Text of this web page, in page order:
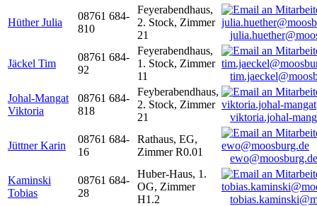
Hüther Julia
08761 684-
810
Feyerabendhaus,
2. Stock, Zimmer
21
Jäckel Tim
08761 684-
92
Feyerabendhaus,
1. Stock, Zimmer
11
Johal-Mangat
Viktoria
08761 684-
818
Feyberabendhaus,
2. Stock, Zimmer
21
viktoria.johal-
Jüttner Karin
08761 684-
16
Rathaus, EG,
Zimmer R0.01
ewo@moosburg.de
Kaminski
Tobias
08761 684-
28
Huber-Haus, 1.
OG, Zimmer
H1.2